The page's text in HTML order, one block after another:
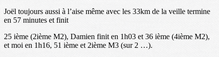
Joël toujours aussi à l’aise même avec les 33km de la veille termine
en 57 minutes et finit
25 ième (2ième M2), Damien finit en 1h03 et 36 ième (4ième M2),
et moi en 1h16, 51 ième et 2ième M3 (sur 2 …).